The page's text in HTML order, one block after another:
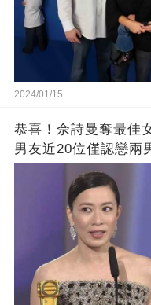
2024/01/15
恭喜！佘詩曼奪最佳
男友近20位僅認戀兩